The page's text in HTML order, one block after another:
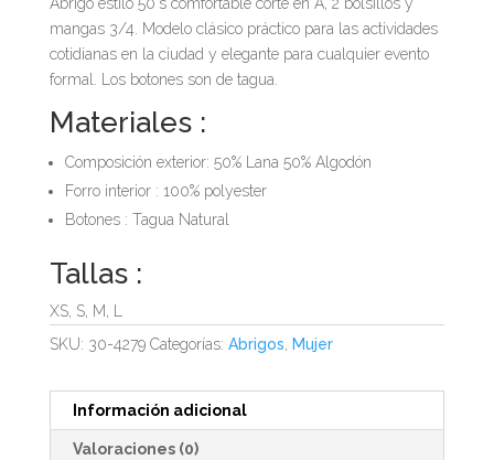
Abrigo estilo 50's comfortable corte en A, 2 bolsillos y
mangas 3/4. Modelo clásico práctico para las actividades
cotidianas en la ciudad y elegante para cualquier evento
formal. Los botones son de tagua.
Materiales :
Composición exterior: 50% Lana 50% Algodón
Forro interior : 100% polyester
Botones : Tagua Natural
Tallas :
XS, S, M, L
SKU: 30-4279 Categorías: Abrigos, Mujer
Información adicional
Valoraciones (0)